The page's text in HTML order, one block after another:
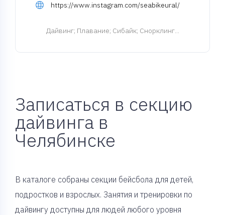
https://www.instagram.com/seabikeural/
Дайвинг; Плавание; Сибайк; Снорклинг...
Записаться в секцию
дайвинга в
Челябинске
В каталоге собраны секции бейсбола для детей,
подростков и взрослых. Занятия и тренировки по
дайвингу доступны для людей любого уровня